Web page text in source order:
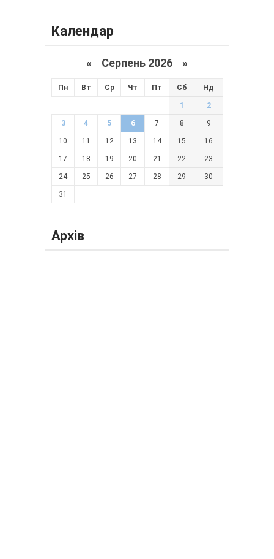
Календар
« Серпень 2026 »
Пн Вт Ср Чт Пт Сб Нд
1 2
3 4 5 6 7 8 9
10 11 12 13 14 15 16
17 18 19 20 21 22 23
24 25 26 27 28 29 30
31
Архів